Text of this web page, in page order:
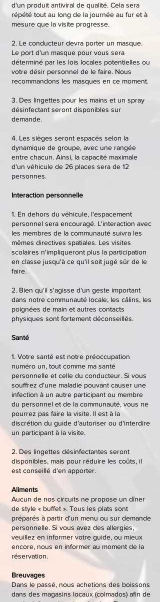
d'un produit antiviral de qualité. Cela sera
répété tout au long de la journée au fur et à
mesure que la visite progresse.
2. Le conducteur devra porter un masque.
Le port d'un masque pour vous sera
déterminé par les lois locales potentielles ou
votre désir personnel de le faire. Nous
recommandons les masques en ce moment.
3. Des lingettes pour les mains et un spray
désinfectant seront disponibles sur
demande.
4. Les sièges seront espacés selon la
dynamique de groupe, avec une rangée
entre chacun. Ainsi, la capacité maximale
d'un véhicule de 26 places sera de 12
personnes.
Interaction personnelle
1. En dehors du véhicule, l'espacement
personnel sera encouragé. L'interaction avec
les membres de la communauté suivra les
mêmes directives spatiales. Les visites
scolaires n'impliqueront plus la participation
en classe jusqu'à ce qu'il soit jugé sûr de le
faire.
2. Bien qu'il s'agisse d'un geste important
dans notre communauté locale, les câlins, les
poignées de main et autres contacts
physiques sont fortement déconseillés.
Santé
1. Votre santé est notre préoccupation
numéro un, tout comme ma santé
personnelle et celle du conducteur. Si vous
souffrez d'une maladie pouvant causer une
infection à un autre participant ou membre
du personnel et de la communauté, vous ne
pourrez pas faire la visite. Il est à la
discrétion du guide d'autoriser ou d'interdire
un participant à la visite.
2. Des lingettes désinfectantes seront
disponibles, mais pour réduire les coûts, il
est conseillé d'en apporter.
Aliments
Aucun de nos circuits ne propose un dîner
de style « buffet ». Tous les plats sont
préparés à partir d'un menu ou sur demande
personnelle. Si vous avez des allergies,
veuillez en informer votre guide, ou mieux
encore, nous en informer au moment de la
réservation.
Breuvages
Dans le passé, nous achetions des boissons
dans des magasins locaux (colmados) afin de